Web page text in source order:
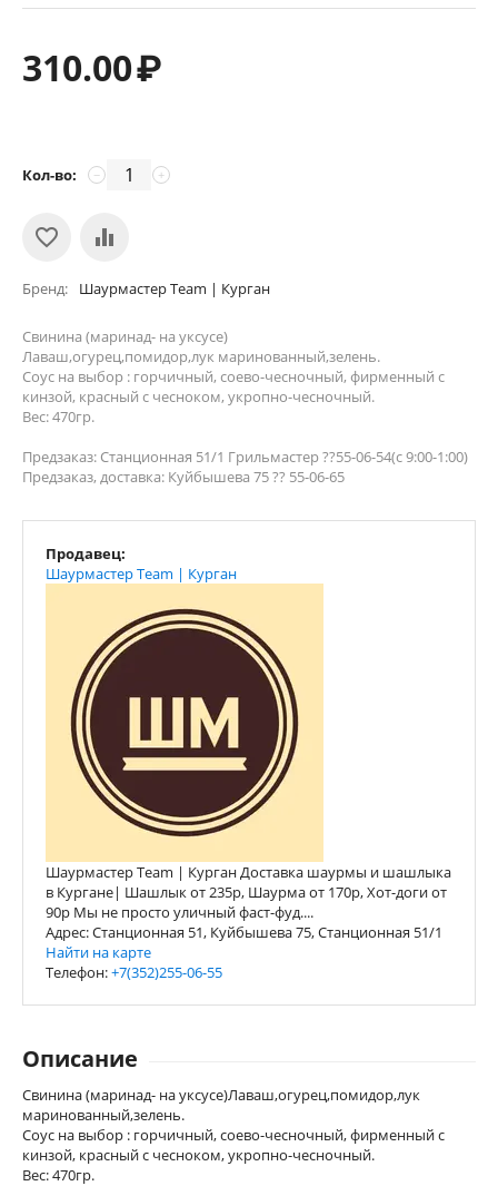
310.00₽
Кол-во: +
−
Бренд Шаурмастер Team | Курган
Свинина (маринад- на уксусе)
Лаваш,огурец,помидор,лук маринованный,зелень.
Соус на выбор : горчичный, соево-чесночный, фирменный с
кинзой, красный с чесноком, укропно-чесночный.
Вес: 470гр.
Предзаказ: Станционная 51/1 Грильмастер ??55-06-54(с 9:00-1:00)
Предзаказ, доставка: Куйбышева 75 ?? 55-06-65
Продавец:
Шаурмастер Team | Курган
Шаурмастер Team | Курган Доставка шаурмы и шашлыка
в Кургане| Шашлык от 235р, Шаурма от 170р, Хот-доги от
90р Мы не просто уличный фаст-фуд....
Адрес: Станционная 51, Куйбышева 75, Станционная 51/1
Найти на карте
Телефон:+7(352)255-06-55
Описание
Свинина (маринад- на уксусе)Лаваш,огурец,помидор,лук
маринованный,зелень.
Соус на выбор : горчичный, соево-чесночный, фирменный с
кинзой, красный с чесноком, укропно-чесночный.
Вес: 470гр.